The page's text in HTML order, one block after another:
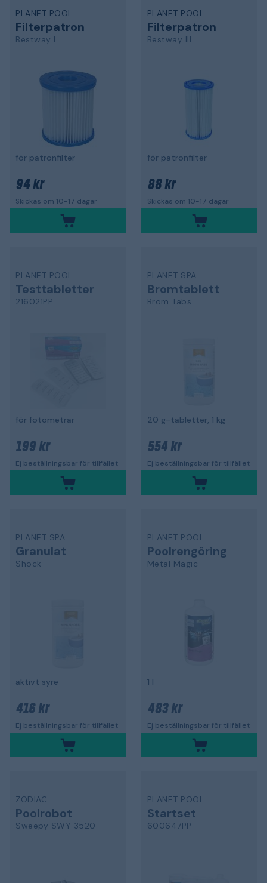
PLANET POOL
Filterpatron
Bestway I
för patronfilter
94 kr
Skickas om 10-17 dagar
PLANET POOL
Filterpatron
Bestway III
för patronfilter
88 kr
Skickas om 10-17 dagar
PLANET POOL
Testtabletter
216021PP
för fotometrar
199 kr
Ej beställningsbar för tillfället
PLANET SPA
Bromtablett
Brom Tabs
20 g-tabletter, 1 kg
554 kr
Ej beställningsbar för tillfället
PLANET SPA
Granulat
Shock
aktivt syre
416 kr
Ej beställningsbar för tillfället
PLANET POOL
Poolrengöring
Metal Magic
1 l
483 kr
Ej beställningsbar för tillfället
ZODIAC
Poolrobot
Sweepy SWY 3520
PLANET POOL
Startset
600647PP